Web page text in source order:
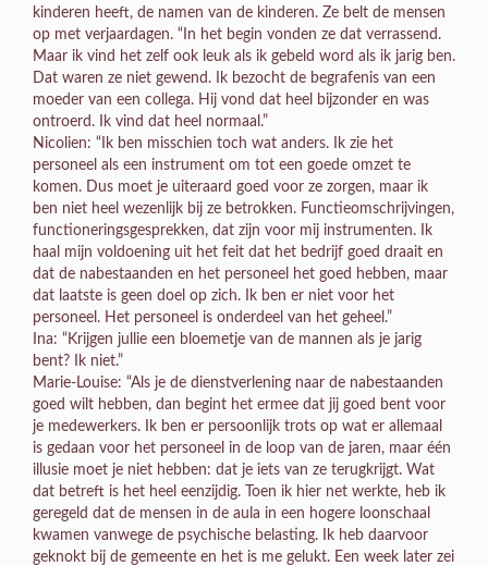
kinderen heeft, de namen van de kinderen. Ze belt de mensen
op met verjaardagen. “In het begin vonden ze dat verrassend.
Maar ik vind het zelf ook leuk als ik gebeld word als ik jarig ben.
Dat waren ze niet gewend. Ik bezocht de begrafenis van een
moeder van een collega. Hij vond dat heel bijzonder en was
ontroerd. Ik vind dat heel normaal.”
Nicolien: “Ik ben misschien toch wat anders. Ik zie het
personeel als een instrument om tot een goede omzet te
komen. Dus moet je uiteraard goed voor ze zorgen, maar ik
ben niet heel wezenlijk bij ze betrokken. Functieomschrijvingen,
functioneringsgesprekken, dat zijn voor mij instrumenten. Ik
haal mijn voldoening uit het feit dat het bedrijf goed draait en
dat de nabestaanden en het personeel het goed hebben, maar
dat laatste is geen doel op zich. Ik ben er niet voor het
personeel. Het personeel is onderdeel van het geheel.”
Ina: “Krijgen jullie een bloemetje van de mannen als je jarig
bent? Ik niet.”
Marie-Louise: “Als je de dienstverlening naar de nabestaanden
goed wilt hebben, dan begint het ermee dat jij goed bent voor
je medewerkers. Ik ben er persoonlijk trots op wat er allemaal
is gedaan voor het personeel in de loop van de jaren, maar één
illusie moet je niet hebben: dat je iets van ze terugkrijgt. Wat
dat betreft is het heel eenzijdig. Toen ik hier net werkte, heb ik
geregeld dat de mensen in de aula in een hogere loonschaal
kwamen vanwege de psychische belasting. Ik heb daarvoor
geknokt bij de gemeente en het is me gelukt. Een week later zei